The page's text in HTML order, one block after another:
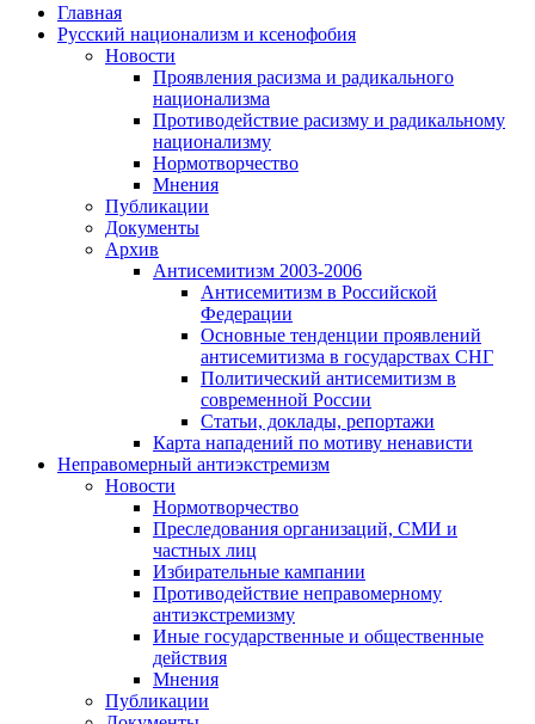
Главная
Русский национализм и ксенофобия
Новости
Проявления расизма и радикального
национализма
Противодействие расизму и радикальному
национализму
Нормотворчество
Мнения
Публикации
Документы
Архив
Антисемитизм 2003-2006
Антисемитизм в Российской
Федерации
Основные тенденции проявлений
антисемитизма в государствах СНГ
Политический антисемитизм в
современной России
Статьи, доклады, репортажи
Карта нападений по мотиву ненависти
Неправомерный антиэкстремизм
Новости
Нормотворчество
Преследования организаций, СМИ и
частных лиц
Избирательные кампании
Противодействие неправомерному
антиэкстремизму
Иные государственные и общественные
действия
Мнения
Публикации